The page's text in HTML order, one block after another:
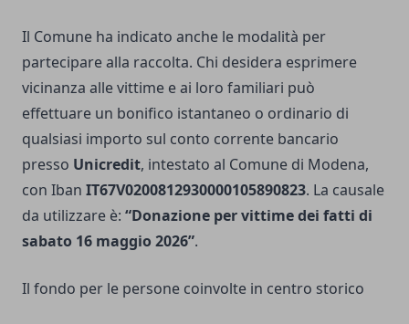
Il Comune ha indicato anche le modalità per
partecipare alla raccolta. Chi desidera esprimere
vicinanza alle vittime e ai loro familiari può
effettuare un bonifico istantaneo o ordinario di
qualsiasi importo sul conto corrente bancario
presso Unicredit, intestato al Comune di Modena,
con Iban IT67V0200812930000105890823. La causale
da utilizzare è: “Donazione per vittime dei fatti di
sabato 16 maggio 2026”.
Il fondo per le persone coinvolte in centro storico